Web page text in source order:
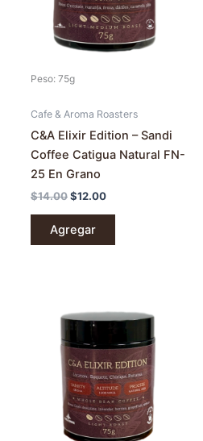
Peso: 75g
Cafe & Aroma Roasters
C&A Elixir Edition – Sandi
Coffee Catigua Natural FN-
25 En Grano
$14.00$12.00
Agregar